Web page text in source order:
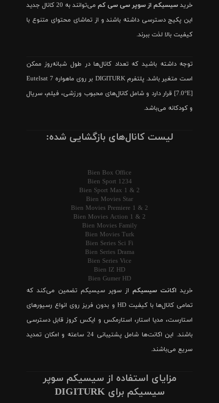
خرید سیسیکم از سوپر سی سی کم
می‌توانند به 20 کانال جدید
این پکیج دسترسی داشته باشند و از تماشای محتوای متنوع با
کیفیت بالا لذت ببرند.
توجه داشته باشید که تعداد کانال‌ها در طول شبانه‌روز ممکن
است متغیر باشد. پلتفرم DIGITURK بر روی ماهواره Eutelsat 7
[7.0°E] قرار دارد و شامل کانال‌های محبوب ورزشی، فیلم، سریال
و کودکانه می‌باشد.
لیست کانال‌های بازگشایی شده:
Bien Box Office
Bien Sport 1234
Bien Sport Max 1 & 2
Bien Movies Star
Bien Movies Premiere 1 & 2
Bien Movies Action 1 & 2
Bien Movies Family
Bien Movies Turk
Bien Series Sci Fi
Bien Series Drama
Bien Series Vice
Bien IZ HD
Bien Gumer HD
خرید اکانت سیسیکماز سوپر سیسیکم تضمین می‌کند که
تمامی کانال‌ها با کیفیت HD و بدون فریز روی انواع رسیورهای
استارست، مدیا استار، استارمکس و ایکس کروز قابل دسترسی
باشند. این اکانت‌ها شامل پشتیبانی 24 ساعته و امکان تمدید
سریع می‌باشند.
مزایای استفاده از سیسیکم سوپر
سیسیکم برای DIGITURK